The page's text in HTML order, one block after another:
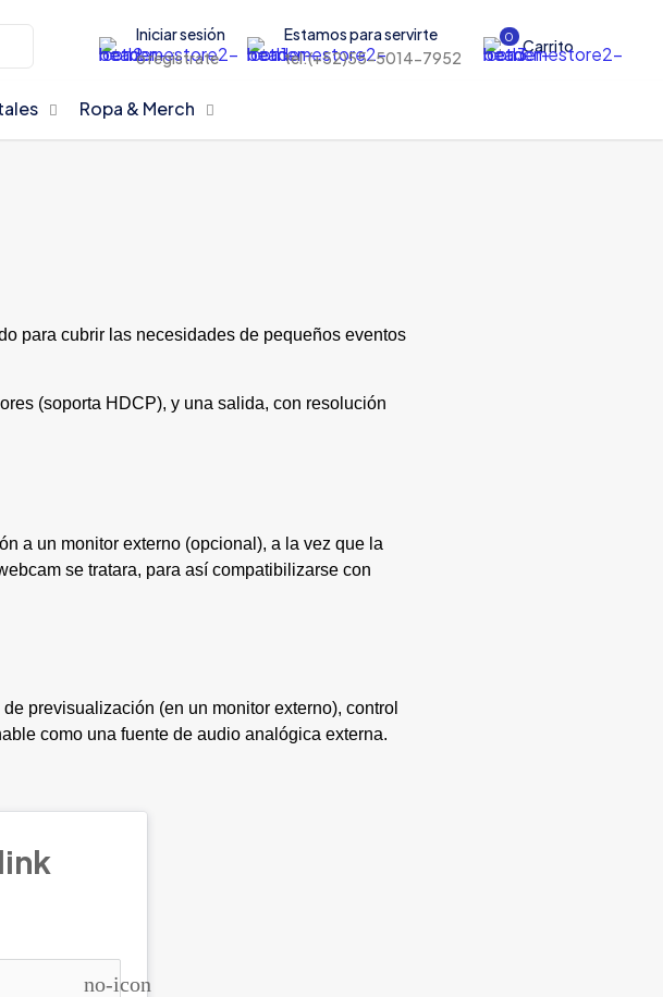
Iniciar sesión
o registrate
Estamos para servirte
tel:(+52)55-5014-7952
0 Carrito
Ropa & Merch
para cubrir las necesidades de pequeños eventos
(soporta HDCP), y una salida, con resolución
a un monitor externo (opcional), a la vez que la
se tratara, para así compatibilizarse con
previsualización (en un monitor externo), control
como una fuente de audio analógica externa.
no-icon